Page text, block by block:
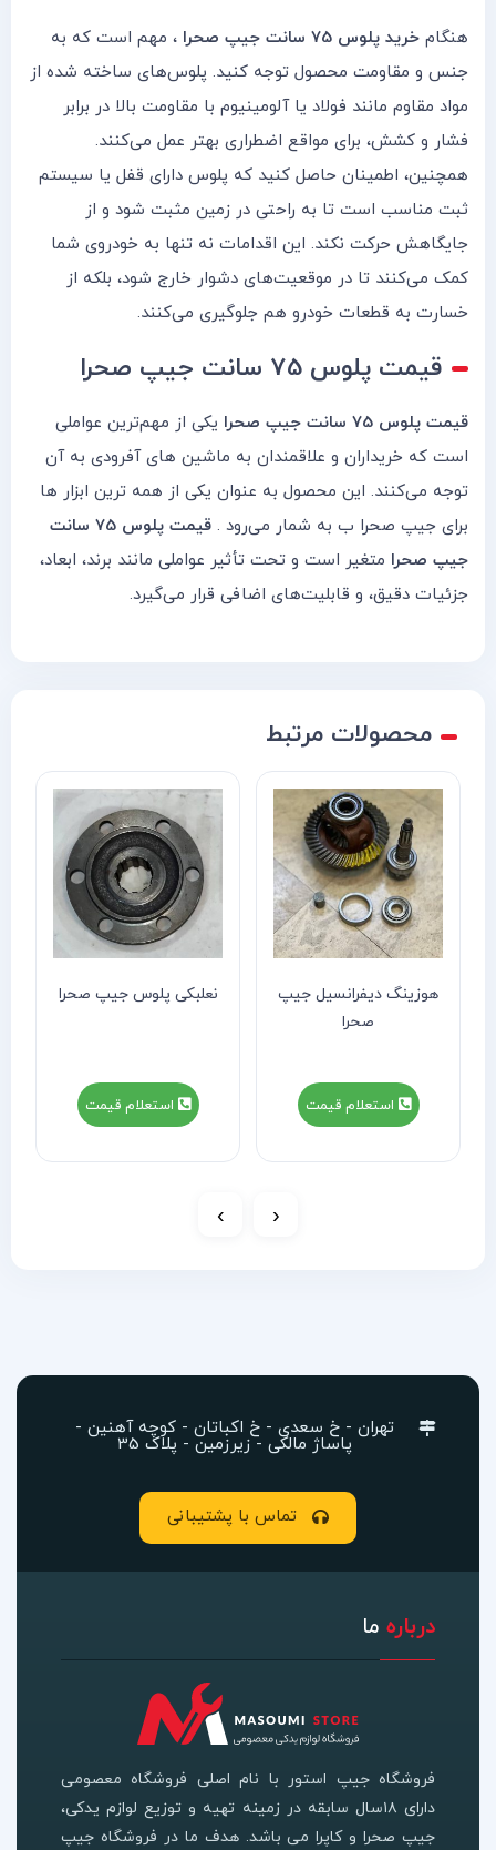
هنگام خرید پلوس 75 سانت جیپ صحرا
، مهم است که به
جنس و مقاومت محصول توجه کنید. پلوس‌های ساخته شده از
مواد مقاوم مانند فولاد یا آلومینیوم با مقاومت بالا در برابر
فشار و کشش، برای مواقع اضطراری بهتر عمل می‌کنند.
همچنین، اطمینان حاصل کنید که پلوس دارای قفل یا سیستم
ثبت مناسب است تا به راحتی در زمین مثبت شود و از
جایگاهش حرکت نکند. این اقدامات نه تنها به خودروی شما
کمک می‌کنند تا در موقعیت‌های دشوار خارج شود، بلکه از
خسارت به قطعات خودرو هم جلوگیری می‌کنند.
قیمت پلوس 75 سانت جیپ صحرا
قیمت پلوس 75 سانت جیپ صحرا
یکی از مهم‌ترین عواملی
است که خریداران و علاقمندان به ماشین های آفرودی به آن
توجه می‌کنند. این محصول به عنوان یکی از همه ترین ابزار ها
برای جیپ صحرا ب به شمار می‌رود .
قیمت پلوس 75 سانت
جیپ صحرا متغیر است و تحت تأثیر عواملی مانند برند، ابعاد،
جزئیات دقیق، و قابلیت‌های اضافی قرار می‌گیرد.
محصولات مرتبط
هوزینگ دیفرانسیل جیپ
صحرا
استعلام قیمت
نعلبکی پلوس جیپ صحرا
استعلام قیمت
‹
›
تهران - خ سعدی - خ اکباتان - کوچه آهنین -
پاساژ مالکی - زیرزمین - پلاک 35
تماس با پشتیبانی
درباره ما
فروشگاه جیپ استور با نام اصلی فروشگاه معصومی
دارای ۱۸سال سابقه در زمینه تهیه و توزیع لوازم یدکی،
جیپ صحرا و کاپرا می باشد. هدف ما در فروشگاه جیپ